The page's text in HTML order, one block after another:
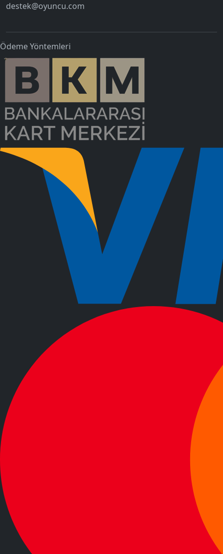
destek@oyuncu.com
Ödeme Yöntemleri